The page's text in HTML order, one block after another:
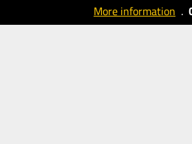
More information .
Tal Cual